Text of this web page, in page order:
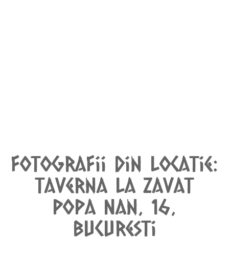
Fotografii din locatie:
Taverna La Zavat
Popa Nan, 16,
Bucuresti